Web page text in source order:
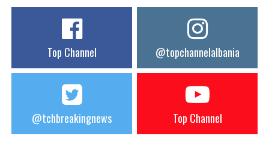
Top Channel @topchannelalbania
@tchbreakingnews Top Channel